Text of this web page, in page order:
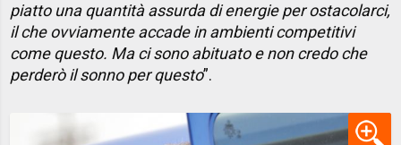
piatto una quantità assurda di energie per ostacolarci,
il che ovviamente accade in ambienti competitivi
come questo. Ma ci sono abituato e non credo che
perderò il sonno per questo”.